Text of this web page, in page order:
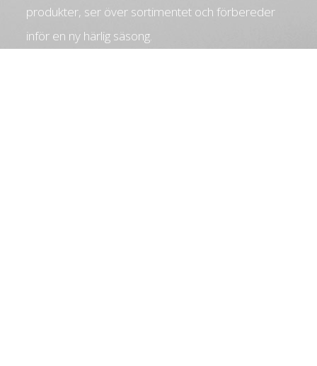
produkter, ser över sortimentet och förbereder
inför en ny härlig säsong.